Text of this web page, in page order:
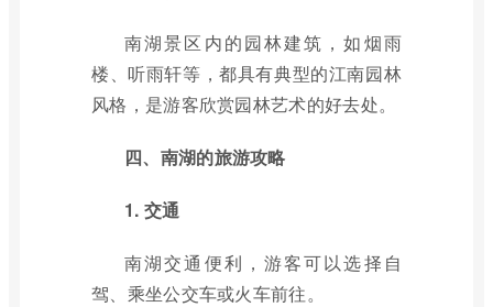
南湖景区内的园林建筑，如烟雨
楼、听雨轩等，都具有典型的江南园林
风格，是游客欣赏园林艺术的好去处。
四、南湖的旅游攻略
1. 交通
南湖交通便利，游客可以选择自
驾、乘坐公交车或火车前往。